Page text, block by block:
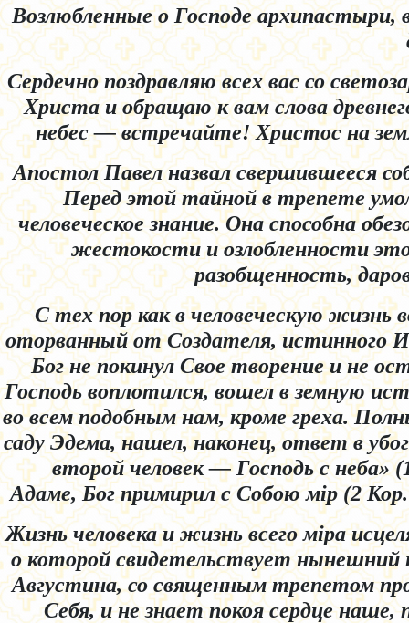
Возлюбленные о Господе
Сердечно поздравляю всех вас со
Христа и обращаю к вам слова
небес — встречайте! Христос на
Апостол Павел назвал свершившееся
Перед этой тайной в трепете
человеческое знание. Она способна
жестокости и озлобленности
разобщенность,
С тех пор как в человеческую жизнь
оторванный от Создателя, истинного
Бог не покинул Свое творение и не
Господь воплотился, вошел в земную
во всем подобным нам, кроме греха.
саду Эдема, нашел, наконец, ответ в
второй человек — Господь с неба»
Адаме, Бог примирил с Собою мip (2 Кор.
Жизнь человека и жизнь всего мipa
о которой свидетельствует нынешний
Августина, со священным трепетом
Себя, и не знает покоя сердце